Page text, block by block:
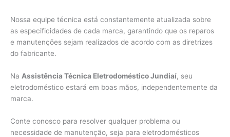
Nossa equipe técnica está constantemente atualizada sobre
as especificidades de cada marca, garantindo que os reparos
e manutenções sejam realizados de acordo com as diretrizes
do fabricante.
Na Assistência Técnica Eletrodoméstico Jundiaí, seu
eletrodoméstico estará em boas mãos, independentemente da
marca.
Conte conosco para resolver qualquer problema ou
necessidade de manutenção, seja para eletrodomésticos